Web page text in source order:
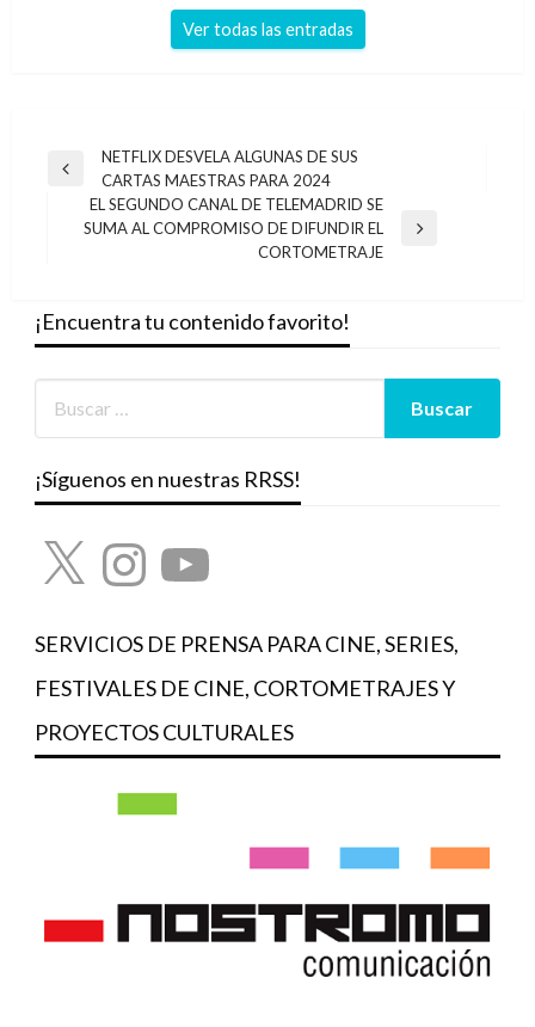
Ver todas las entradas
Navegación
entradas
Entrada
anterior
NETFLIX DESVELA ALGUNAS DE SUS
CARTAS MAESTRAS PARA 2024
Entrada
EL SEGUNDO CANAL DE TELEMADRID SE
SUMA AL COMPROMISO DE DIFUNDIR EL
CORTOMETRAJE
¡Encuentra tu contenido favorito!
¡Síguenos en nuestras RRSS!
X InstagramYouTube
SERVICIOS DE PRENSA PARA CINE, SERIES,
FESTIVALES DE CINE, CORTOMETRAJES Y
PROYECTOS CULTURALES